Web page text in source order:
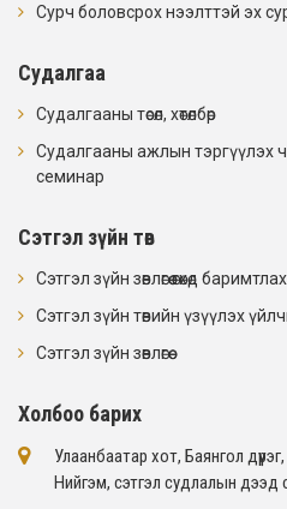
Сурч боловсрох нээлттэй эх
Судалгаа
Судалгааны төсөл, хөтөлбөр
Судалгааны ажлын тэргүүлэх
семинар
Сэтгэл зүйн төв
Сэтгэл зүйн зөвлөгөө өгөхөд
Сэтгэл зүйн төвийн үзүүлэх
Сэтгэл зүйн зөвлөгөө
Холбоо барих
Улаанбаатар хот, Баянгол
Нийгэм, сэтгэл судлалын дээд